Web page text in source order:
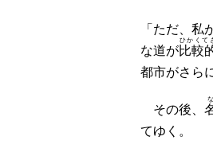
「ただ、私
な道が比較
ひかくて
都市がさら
その後、
てゆく。